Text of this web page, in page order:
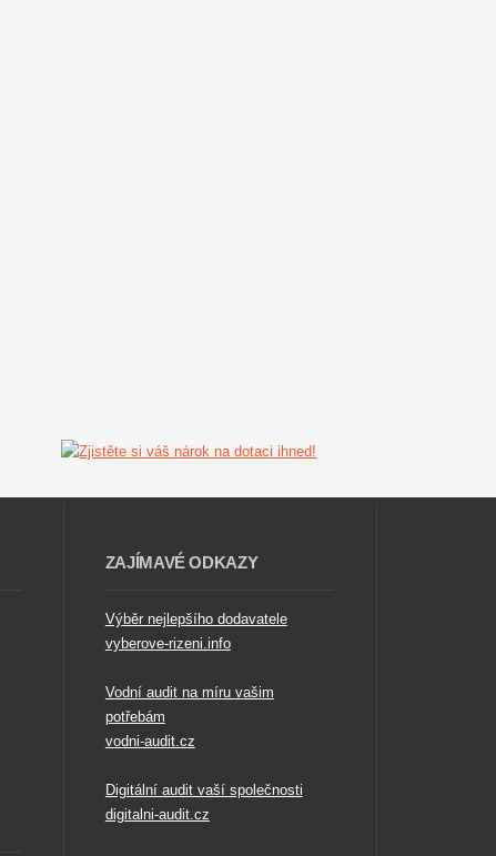
ZAJÍMAVÉ ODKAZY
Výběr nejlepšího dodavatele
vyberove-rizeni.info
Vodní audit na míru vašim
potřebám
vodni-audit.cz
Digitální audit vaší společnosti
digitalni-audit.cz